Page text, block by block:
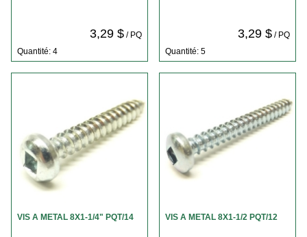
3,29 $/ PQ
Quantité: 4
3,29 $/ PQ
Quantité: 5
VIS A METAL 8X1-1/4" PQT/14 VIS A METAL 8X1-1/2 PQT/12